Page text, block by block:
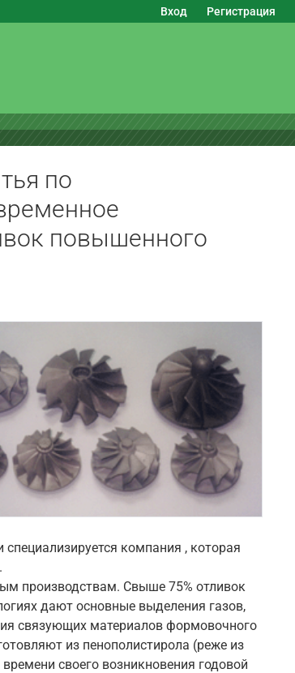
Вход Регистрация
по
повышенного
компания , которая
производствам. Свыше 75% отливок
дают основные выделения газов,
связующих материалов формовочного
из пенополистирола (реже из
своего возникновения годовой